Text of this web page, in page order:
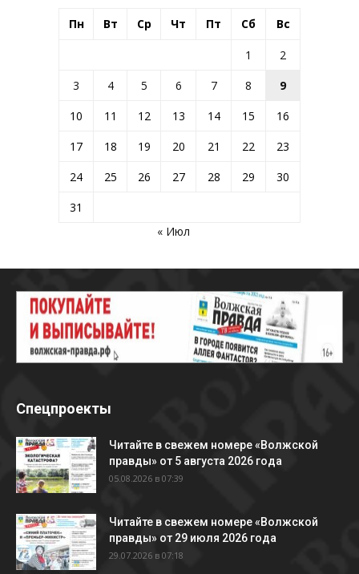
Пн Вт Ср Чт Пт Сб Вс
1
2
3
4 5 6 7 8
9
10
11 12 13 14 15
16
17
18 19 20 21 22
23
24
25 26 27 28 29
30
31
« Июл
Спецпроекты
Читайте в свежем номере «Волжской
правды» от 5 августа 2026 года
05.08.2026 в 07:39
Читайте в свежем номере «Волжской
правды» от 29 июля 2026 года
29.07.2026 в 07:18